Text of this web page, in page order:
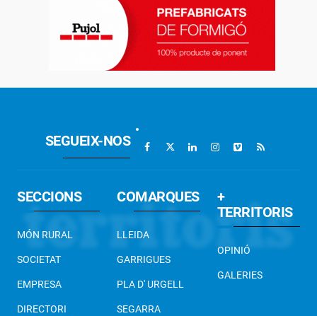
SEGUEIX-NOS
SECCIONS
MÓN RURAL
SOCIETAT
EMPRESA
DIRECTORI
COMARQUES
LLEIDA
GARRIGUES
PLA D' URGELL
SEGARRA
+
TERRITORIS
OPINIÓ
GALERIES